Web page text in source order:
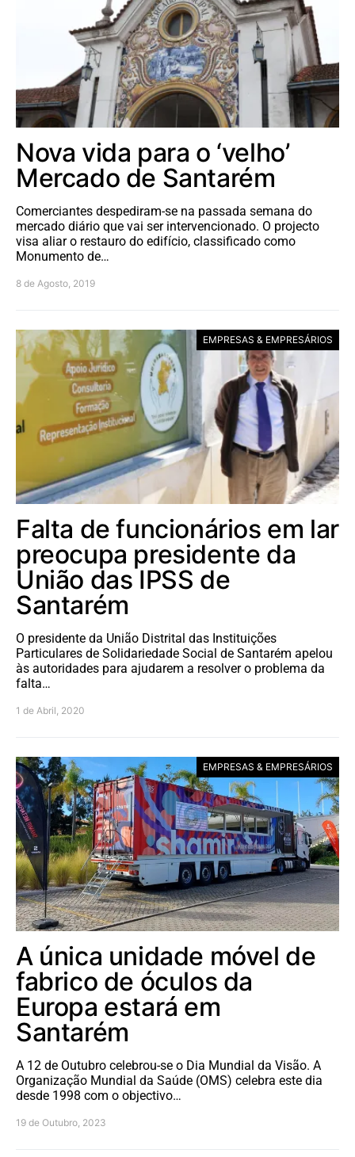
Nova vida para o ‘velho’
Mercado de Santarém
Comerciantes despediram-se na passada semana do
mercado diário que vai ser intervencionado. O projecto
visa aliar o restauro do edifício, classificado como
Monumento de…
8 de Agosto, 2019
EMPRESAS & EMPRESÁRIOS
Falta de funcionários em lar
preocupa presidente da
União das IPSS de
Santarém
O presidente da União Distrital das Instituições
Particulares de Solidariedade Social de Santarém apelou
às autoridades para ajudarem a resolver o problema da
falta…
1 de Abril, 2020
EMPRESAS & EMPRESÁRIOS
A única unidade móvel de
fabrico de óculos da
Europa estará em
Santarém
A 12 de Outubro celebrou-se o Dia Mundial da Visão. A
Organização Mundial da Saúde (OMS) celebra este dia
desde 1998 com o objectivo…
19 de Outubro, 2023